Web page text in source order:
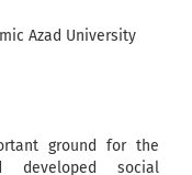
Azad University
ground for the
developed social